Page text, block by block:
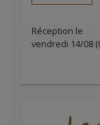
Réception le
vendredi 14/08